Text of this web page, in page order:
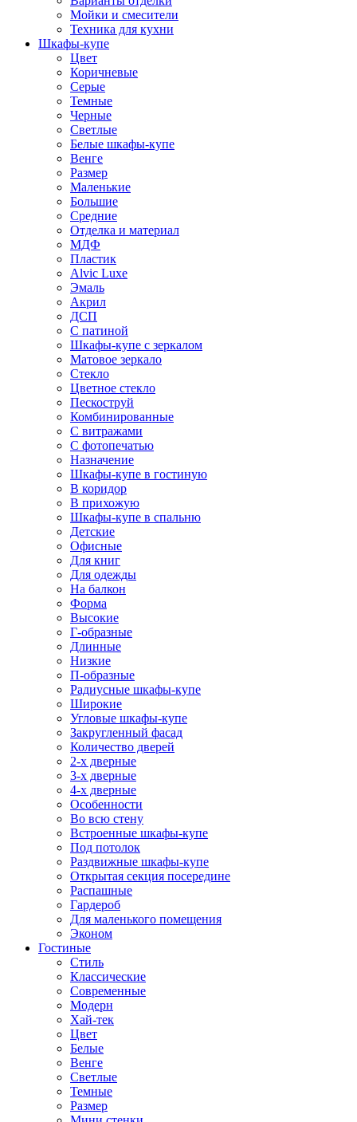
Мойки и смесители
Техника для кухни
Шкафы-купе
Цвет
Коричневые
Серые
Темные
Черные
Светлые
Белые шкафы-купе
Венге
Размер
Маленькие
Большие
Средние
Отделка и материал
МДФ
Пластик
Alvic Luxe
Эмаль
Акрил
ДСП
С патиной
Шкафы-купе с зеркалом
Матовое зеркало
Стекло
Цветное стекло
Пескоструй
Комбинированные
С витражами
С фотопечатью
Назначение
Шкафы-купе в гостиную
В коридор
В прихожую
Шкафы-купе в спальню
Детские
Офисные
Для книг
Для одежды
На балкон
Форма
Высокие
Г-образные
Длинные
Низкие
П-образные
Радиусные шкафы-купе
Широкие
Угловые шкафы-купе
Закругленный фасад
Количество дверей
2-х дверные
3-х дверные
4-х дверные
Особенности
Во всю стену
Встроенные шкафы-купе
Под потолок
Раздвижные шкафы-купе
Открытая секция посередине
Распашные
Гардероб
Для маленького помещения
Эконом
Гостиные
Стиль
Классические
Современные
Модерн
Хай-тек
Цвет
Белые
Венге
Светлые
Темные
Размер